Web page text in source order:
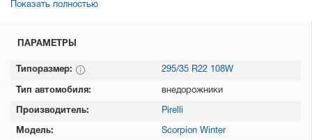
Показать полностью
ПАРАМЕТРЫ
Типоразмер: 295/35 R22 108W
Тип автомобиля: внедорожники
Производитель: Pirelli
Модель: Scorpion Winter